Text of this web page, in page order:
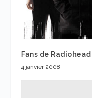
Fans de
4 janvier 2008